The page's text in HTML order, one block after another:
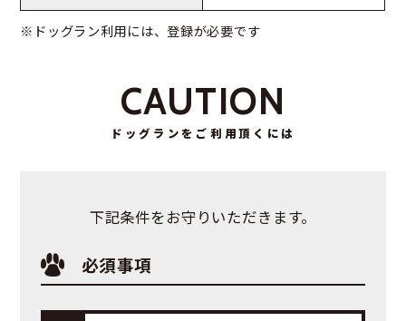
※ドッグラン利用には、登録が必要です
CAUTION
ドッグランをご利用頂くには
下記条件をお守りいただきます。
必須事項